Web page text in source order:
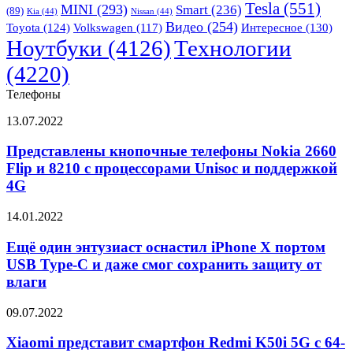
с
искусственным
«мозгом»
(89) Kia (44) MINI (293) Nissan (44) Smart (236) Tesla (551)
Toyota (124) Volkswagen (117) Видео (254) Интересное (130)
Ноутбуки (4126)Технологии
(4220)
Телефоны
Представлены
телефоны
Nokia
2660
Flip
8210
процессорами
Unisoc
поддержкой
13.07.2022
Представлены кнопочные телефоны Nokia 2660
Flip и 8210 с процессорами Unisoc и поддержкой
4G
Ещё
энтузиаст
оснастил
iPhone
X
USB
C
14.01.2022
Ещё один энтузиаст оснастил iPhone X портом
USB Type-C и даже смог сохранить защиту от
влаги
Xiaomi
смартфон
09.07.2022
Xiaomi представит смартфон Redmi K50i 5G с 64-